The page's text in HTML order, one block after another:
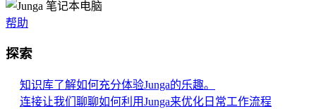
帮助
探索
知识库了解如何充分体验Junga的乐趣。
连接让我们聊聊如何利用Junga来优化日常工作流程